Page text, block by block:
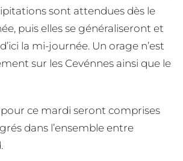
sont attendues dès le
puis elles se généraliseront et
la mi-journée. Un orage n’est
sur les Cevénnes ainsi que le
ce mardi seront comprises
dans l’ensemble entre